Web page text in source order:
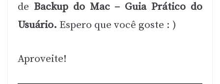
de Backup do Mac – Guia Prático do
Usuário. Espero que você goste : )
Aproveite!